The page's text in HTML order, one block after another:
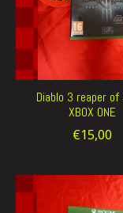
Diablo 3 reaper
XBOX ONE
€15,00